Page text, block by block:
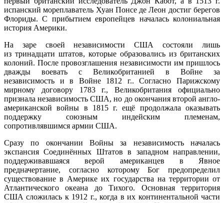
испанский мореплаватель Хуан Понсе де Леон достиг берегов
Флориды. С прибытием европейцев началась колониальная
история Америки.
На заре своей независимости США состояли лишь
из тринадцати штатов, которые образовались из британских
колоний. После провозглашения независимости им пришлось
дважды воевать с Великобританией в Войне за
независимость и в Войне 1812 г.. Согласно Парижскому
мирному договору 1783 г., Великобритания официально
признала независимость США, но до окончания второй англо-
американской войны в 1815 г. ещё продолжала оказывать
поддержку союзным индейским племенам,
сопротивлявшимся армии США.
Сразу по окончании Войны за независимость началась
экспансия Соединённых Штатов в западном направлении,
поддерживавшаяся верой американцев в Явное
предначертание, согласно которому Бог предопределил
существование в Америке их государства на территории от
Атлантического океана до Тихого. Основная территория
США сложилась к 1912 г., когда в их континентальной части